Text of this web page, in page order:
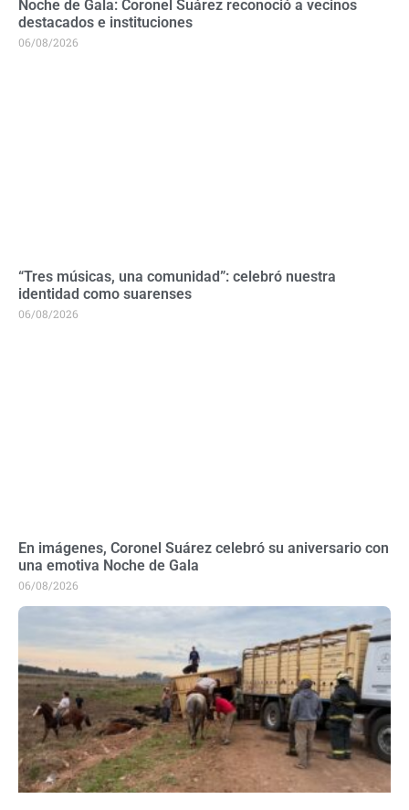
Noche de Gala: Coronel Suárez reconoció a vecinos
destacados e instituciones
06/08/2026
“Tres músicas, una comunidad”: celebró nuestra
identidad como suarenses
06/08/2026
En imágenes, Coronel Suárez celebró su aniversario con
una emotiva Noche de Gala
06/08/2026